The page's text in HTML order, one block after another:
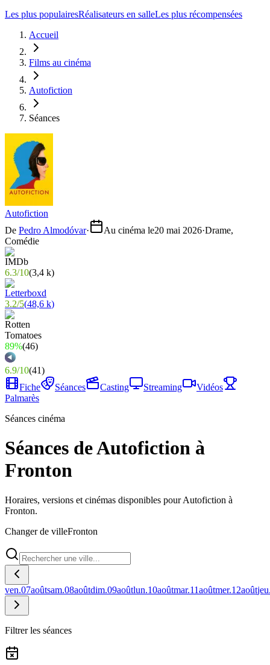
Les plus populairesRéalisateurs en salleLes plus récompensées
Accueil
Films au cinéma
Autofiction
Séances
Autofiction
De Pedro Almodóvar· Au cinéma le20 mai 2026·Drame,
Comédie
6.3/10(3,4 k)
3.2/5(48,6 k)
89%(46)
6.9/10(41)
Fiche
Séances Casting Streaming
Vidéos
Palmarès
Séances cinéma
Séances de Autofiction à
Fronton
Horaires, versions et cinémas disponibles pour Autofiction à
Fronton.
Changer de villeFronton
ven.07aoûtsam.08aoûtdim.09aoûtlun.10aoûtmar.11aoûtmer.12août
Filtrer les séances